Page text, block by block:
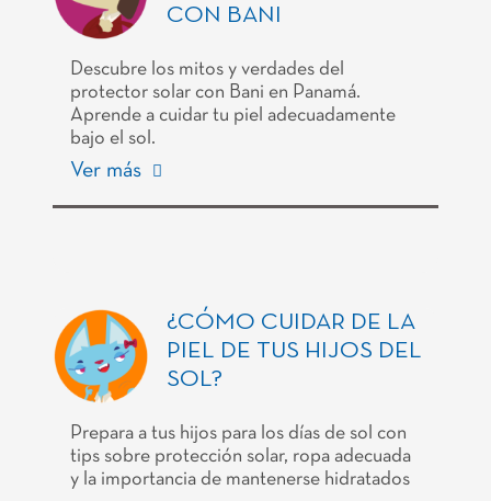
CON BANI
Descubre los mitos y verdades del
protector solar con Bani en Panamá.
Aprende a cuidar tu piel adecuadamente
bajo el sol.
Ver más
¿CÓMO CUIDAR DE LA
PIEL DE TUS HIJOS DEL
SOL?
Prepara a tus hijos para los días de sol con
tips sobre protección solar, ropa adecuada
y la importancia de mantenerse hidratados